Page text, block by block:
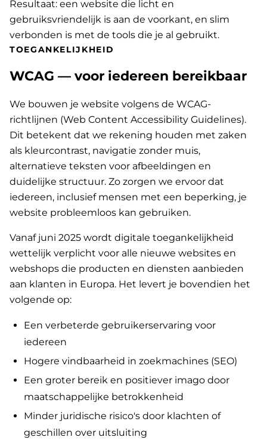
Resultaat: een website die licht en
gebruiksvriendelijk is aan de voorkant, en slim
verbonden is met de tools die je al gebruikt.
TOEGANKELIJKHEID
WCAG — voor iedereen bereikbaar
We bouwen je website volgens de WCAG-
richtlijnen (Web Content Accessibility Guidelines).
Dit betekent dat we rekening houden met zaken
als kleurcontrast, navigatie zonder muis,
alternatieve teksten voor afbeeldingen en
duidelijke structuur. Zo zorgen we ervoor dat
iedereen, inclusief mensen met een beperking, je
website probleemloos kan gebruiken.
Vanaf juni 2025 wordt digitale toegankelijkheid
wettelijk verplicht voor alle nieuwe websites en
webshops die producten en diensten aanbieden
aan klanten in Europa. Het levert je bovendien het
volgende op:
Een verbeterde gebruikerservaring voor
iedereen
Hogere vindbaarheid in zoekmachines (SEO)
Een groter bereik en positiever imago door
maatschappelijke betrokkenheid
Minder juridische risico's door klachten of
geschillen over uitsluiting